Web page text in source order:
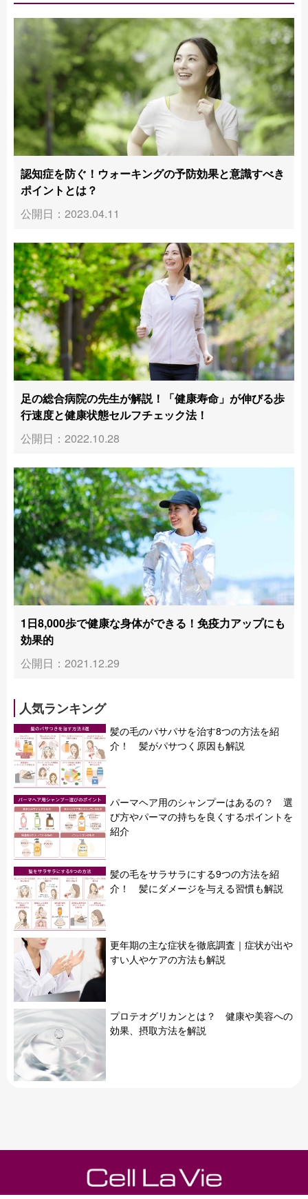
認知症を防ぐ！ウォーキングの予防効果と意識すべき
ポイントとは？
公開日：2023.04.11
足の総合病院の先生が解説！「健康寿命」が伸びる歩
行速度と健康状態セルフチェック法！
公開日：2022.10.28
1日8,000歩で健康な身体ができる！免疫力アップにも
効果的
公開日：2021.12.29
人気ランキング
髪の毛のパサパサを治す8つの方法を紹
介！ 髪がパサつく原因も解説
パーマヘア用のシャンプーはあるの？ 選
び方やパーマの持ちを良くするポイントを
紹介
髪の毛をサラサラにする9つの方法を紹
介！ 髪にダメージを与える習慣も解説
更年期の主な症状を徹底調査｜症状が出や
すい人やケアの方法も解説
プロテオグリカンとは？ 健康や美容への
効果、摂取方法を解説